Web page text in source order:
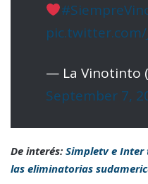
pic.twitter.com/
— La Vinotinto
September 7,
De interés: Simpletv e
las eliminatorias